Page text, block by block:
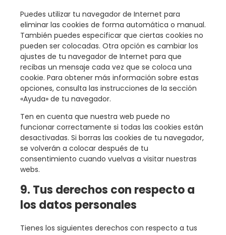
Puedes utilizar tu navegador de Internet para
eliminar las cookies de forma automática o manual.
También puedes especificar que ciertas cookies no
pueden ser colocadas. Otra opción es cambiar los
ajustes de tu navegador de Internet para que
recibas un mensaje cada vez que se coloca una
cookie. Para obtener más información sobre estas
opciones, consulta las instrucciones de la sección
«Ayuda» de tu navegador.
Ten en cuenta que nuestra web puede no
funcionar correctamente si todas las cookies están
desactivadas. Si borras las cookies de tu navegador,
se volverán a colocar después de tu
consentimiento cuando vuelvas a visitar nuestras
webs.
9. Tus derechos con respecto a
los datos personales
Tienes los siguientes derechos con respecto a tus